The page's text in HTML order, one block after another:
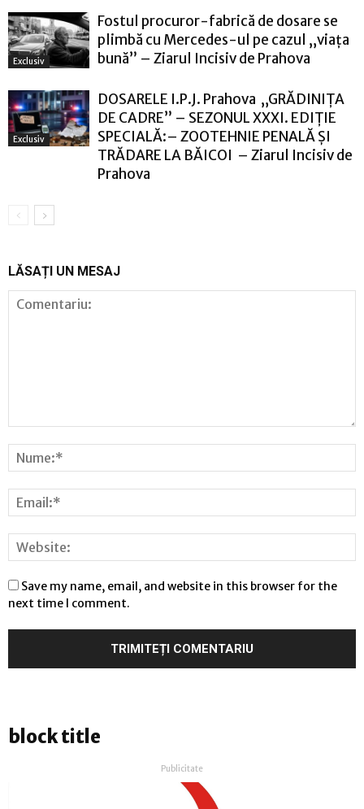
Exclusiv
Fostul procuror-fabrică de dosare se
plimbă cu Mercedes-ul pe cazul „viața
bună” – Ziarul Incisiv de Prahova
Exclusiv
DOSARELE I.P.J. Prahova „GRĂDINIȚA
DE CADRE” – SEZONUL XXXI. EDIȚIE
SPECIALĂ:– ZOOTEHNIE PENALĂ ȘI
TRĂDARE LA BĂICOI – Ziarul Incisiv de
Prahova
LĂSAȚI UN MESAJ
Save my name, email, and website in this browser for the
next time I comment.
block title
Publicitate